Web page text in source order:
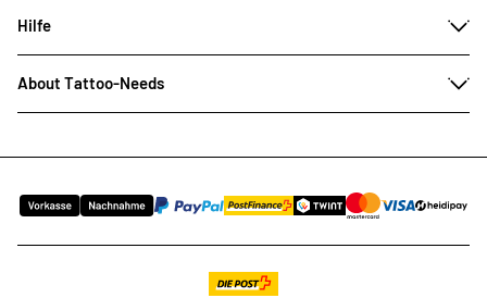
Hilfe
About Tattoo-Needs